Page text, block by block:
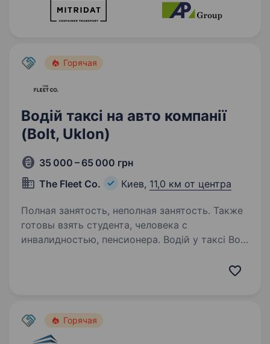
Горячая
Водій таксі на авто компанії
(Bolt, Uklon)
35 000 – 65 000 грн
The Fleet Co.
Киев, 11,0 км от центра
Полная занятость, неполная занятость. Также
готовы взять студента, человека с
инвалидностью, пенсионера. Водій у таксі Bolt
та економні гібридні авто: Toyota…
Горячая